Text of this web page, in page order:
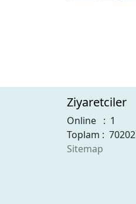
Ziyaretciler
Online : 1
Toplam : 70202
Sitemap